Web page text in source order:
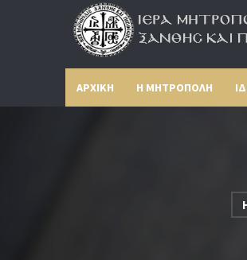
ΑΡΧΙΚΗ Η ΜΗΤΡΟΠΟΛΗ